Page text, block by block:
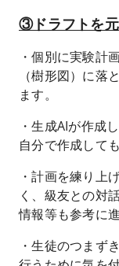
③ドラフトを
・個別に実験計
（樹形図）に落
ます。
・生成AIが作成
自分で作成して
・計画を練り上
く、級友との対
情報等も参考に
・生徒のつまず